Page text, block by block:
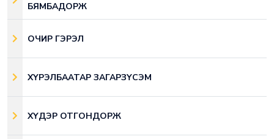
БЯМБАДОРЖ
ОЧИР ГЭРЭЛ
ХҮРЭЛБААТАР ЗАГАРЗҮСЭМ
ХҮДЭР ОТГОНДОРЖ